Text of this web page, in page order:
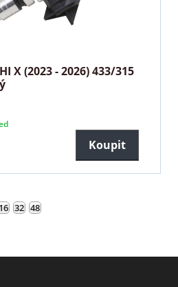
X (2023 - 2026) 433/315
Koupit
32 48